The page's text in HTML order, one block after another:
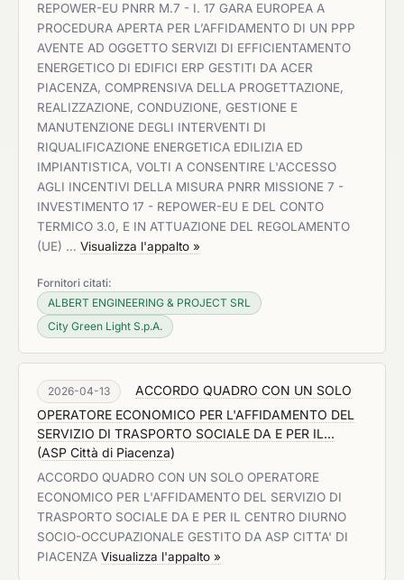
REPOWER-EU PNRR M.7 - I. 17 GARA EUROPEA A
PROCEDURA APERTA PER L’AFFIDAMENTO DI UN PPP
AVENTE AD OGGETTO SERVIZI DI EFFICIENTAMENTO
ENERGETICO DI EDIFICI ERP GESTITI DA ACER
PIACENZA, COMPRENSIVA DELLA PROGETTAZIONE,
REALIZZAZIONE, CONDUZIONE, GESTIONE E
MANUTENZIONE DEGLI INTERVENTI DI
RIQUALIFICAZIONE ENERGETICA EDILIZIA ED
IMPIANTISTICA, VOLTI A CONSENTIRE L'ACCESSO
AGLI INCENTIVI DELLA MISURA PNRR MISSIONE 7 -
INVESTIMENTO 17 - REPOWER-EU E DEL CONTO
TERMICO 3.0, E IN ATTUAZIONE DEL REGOLAMENTO
(UE) … Visualizza l'appalto »
Fornitori citati:
ALBERT ENGINEERING & PROJECT SRL
City Green Light S.p.A.
2026-04-13
ACCORDO QUADRO CON UN SOLO
OPERATORE ECONOMICO PER L'AFFIDAMENTO DEL
SERVIZIO DI TRASPORTO SOCIALE DA E PER IL...
(ASP Città di Piacenza)
ACCORDO QUADRO CON UN SOLO OPERATORE
ECONOMICO PER L'AFFIDAMENTO DEL SERVIZIO DI
TRASPORTO SOCIALE DA E PER IL CENTRO DIURNO
SOCIO-OCCUPAZIONALE GESTITO DA ASP CITTA' DI
PIACENZA Visualizza l'appalto »